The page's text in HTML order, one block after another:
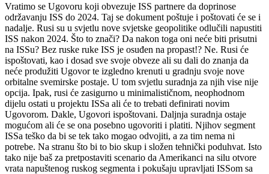
Vratimo se Ugovoru koji obvezuje ISS partnere da doprinose
održavanju ISS do 2024. Taj se dokument poštuje i poštovati će se i
nadalje. Rusi su u svjetlu nove svjetske geopolitike odlučili napustiti
ISS nakon 2024. Što to znači? Da nakon toga oni neće biti prisutni
na ISSu? Bez ruske ruke ISS je osuđen na propast!? Ne. Rusi će
ispoštovati, kao i dosad sve svoje obveze ali su dali do znanja da
neće produžiti Ugovor te izgledno krenuti u gradnju svoje nove
orbitalne svemirske postaje. U tom svjetlu suradnja za njih vise nije
opcija. Ipak, rusi će zasigurno u minimalističnom, neophodnom
dijelu ostati u projektu ISSa ali će to trebati definirati novim
Ugovorom. Dakle, Ugovori ispoštovani. Daljnja suradnja ostaje
mogućom ali će se ona posebno ugovoriti i platiti. Njihov segment
ISSa teško da bi se tek tako mogao odvojiti, a za tim nema ni
potrebe. Na stranu što bi to bio skup i složen tehnički poduhvat. Isto
tako nije baš za pretpostaviti scenario da Amerikanci na silu otvore
vrata napuštenog ruskog segmenta i pokušaju upravljati ISSom sa